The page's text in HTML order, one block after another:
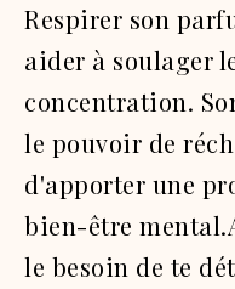
Respirer son
aider à soulager
concentration.
le pouvoir de
d'apporter une
bien-être
le besoin de te